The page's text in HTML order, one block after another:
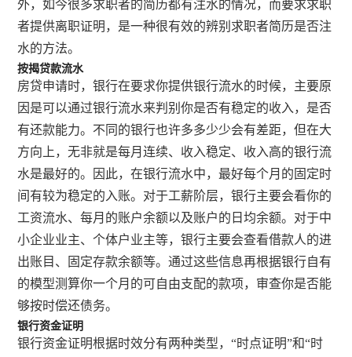
外，如今很多求职者的简历都有注水的情况，而要求求职
者提供离职证明，是一种很有效的辨别求职者简历是否注
水的方法。
按揭贷款流水
房贷申请时，银行在要求你提供银行流水的时候，主要原
因是可以通过银行流水来判别你是否有稳定的收入，是否
有还款能力。不同的银行也许多多少少会有差距，但在大
方向上，无非就是每月连续、收入稳定、收入高的银行流
水是最好的。因此，在银行流水中，最好每个月的固定时
间有较为稳定的入账。对于工薪阶层，银行主要会看你的
工资流水、每月的账户余额以及账户的日均余额。对于中
小企业业主、个体户业主等，银行主要会查看借款人的进
出账目、固定存款余额等。通过这些信息再根据银行自有
的模型测算你一个月的可自由支配的款项，审查你是否能
够按时偿还债务。
银行资金证明
银行资金证明根据时效分有两种类型，“时点证明”和“时